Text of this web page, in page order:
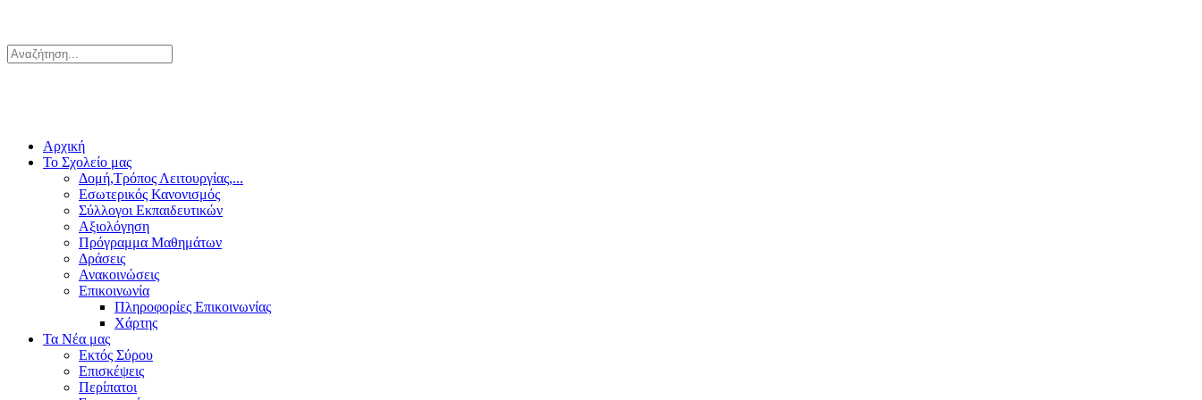
Αρχική
Το Σχολείο μας
Δομή,Τρόπος Λειτουργίας,...
Εσωτερικός Κανονισμός
Σύλλογοι Εκπαιδευτικών
Αξιολόγηση
Πρόγραμμα Μαθημάτων
Δράσεις
Ανακοινώσεις
Επικοινωνία
Πληροφορίες Επικοινωνίας
Χάρτης
Τα Νέα μας
Εκτός Σύρου
Επισκέψεις
Περίπατοι